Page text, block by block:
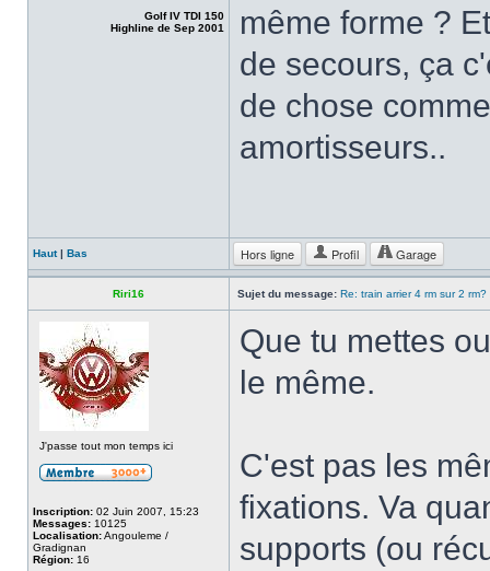
Golf IV TDI 150
Highline de Sep 2001
même forme ?
de secours, ça
de chose
amortisseurs..
Haut| Bas Hors ligne Profil Garage
Riri16 Sujet du message: Re: train arrier 4 rm sur 2 rm?
J'passe tout mon temps ici
Inscription: 02 Juin 2007, 15:23
Messages: 10125
Localisation:Angouleme /
Gradignan
Région: 16
Que tu mettes
le même.
C'est pas les
fixations. Va
supports (ou